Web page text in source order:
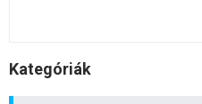
Kategóriák